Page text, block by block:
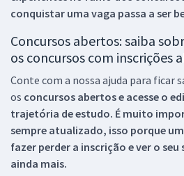
conquistar uma vaga passa a ser
Concursos abertos: saiba
os concursos com inscrições
Conte com a nossa ajuda para ficar
os concursos abertos e acesse o
trajetória de estudo. É muito
sempre atualizado, isso porque
fazer perder a inscrição e ver o
ainda mais.